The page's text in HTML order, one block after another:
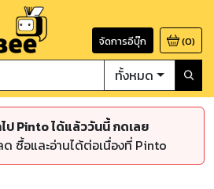
จัดการอีบุ๊ก (0)
ทั้งหมด
ป Pinto ได้แล้ววันนี้ กดเลย
ซื้อและอ่านได้ต่อเนื่องที่ Pinto